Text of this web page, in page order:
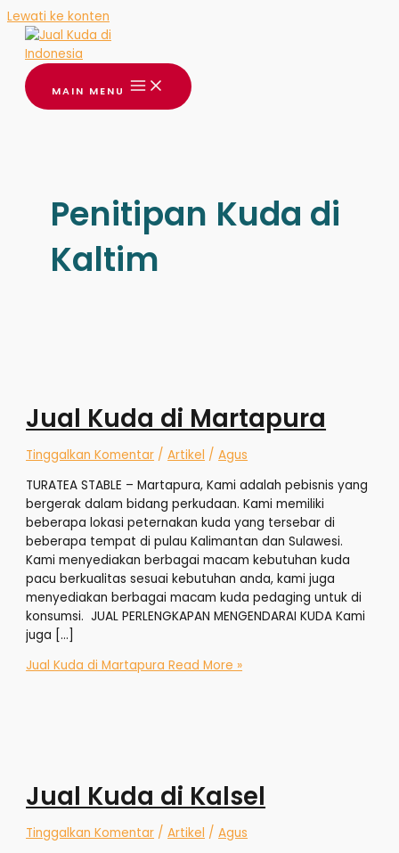
Lewati ke konten
MAIN MENU
Penitipan Kuda di
Kaltim
Jual Kuda di Martapura
Tinggalkan Komentar /Artikel /Agus
TURATEA STABLE – Martapura, Kami adalah pebisnis yang
bergerak dalam bidang perkudaan. Kami memiliki
beberapa lokasi peternakan kuda yang tersebar di
beberapa tempat di pulau Kalimantan dan Sulawesi.
Kami menyediakan berbagai macam kebutuhan kuda
pacu berkualitas sesuai kebutuhan anda, kami juga
menyediakan berbagai macam kuda pedaging untuk di
konsumsi. JUAL PERLENGKAPAN MENGENDARAI KUDA Kami
juga […]
Jual Kuda di Martapura Read More »
Jual Kuda di Kalsel
Tinggalkan Komentar /Artikel /Agus